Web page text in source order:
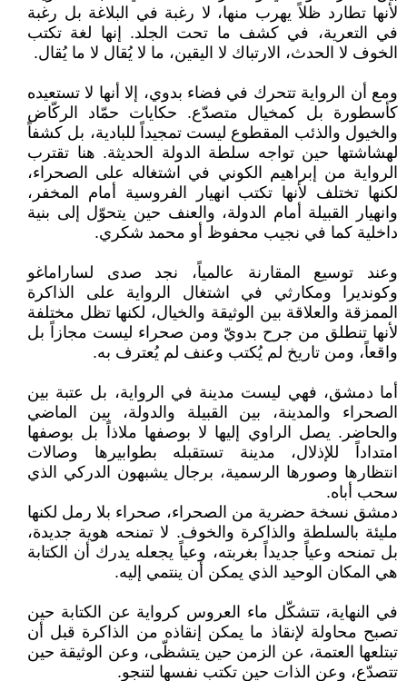
لأنها تطارد ظلاً يهرب منها، لا رغبة في البلاغة بل رغبة
في التعرية، في كشف ما تحت الجلد. إنها لغة تكتب
الخوف لا الحدث، الارتباك لا اليقين، ما لا يُقال لا ما يُقال.
ومع أن الرواية تتحرك في فضاء بدوي، إلا أنها لا تستعيده
كأسطورة بل كمخيال متصدّع. حكايات حمّاد الركّاض
والخيول والذئب المقطوع ليست تمجيداً للبادية، بل كشفاً
لهشاشتها حين تواجه سلطة الدولة الحديثة. هنا تقترب
الرواية من إبراهيم الكوني في اشتغاله على الصحراء،
لكنها تختلف لأنها تكتب انهيار الفروسية أمام المخفر،
وانهيار القبيلة أمام الدولة، والعنف حين يتحوّل إلى بنية
داخلية كما في نجيب محفوظ أو محمد شكري.
وعند توسيع المقارنة عالمياً، نجد صدى لساراماغو
وكونديرا ومكارثي في اشتغال الرواية على الذاكرة
الممزقة والعلاقة بين الوثيقة والخيال، لكنها تظل مختلفة
لأنها تنطلق من جرح بدويّ ومن صحراء ليست مجازاً بل
واقعاً، ومن تاريخ لم يُكتب وعنف لم يُعترف به.
أما دمشق، فهي ليست مدينة في الرواية، بل عتبة بين
الصحراء والمدينة، بين القبيلة والدولة، بين الماضي
والحاضر. يصل الراوي إليها لا بوصفها ملاذاً بل بوصفها
امتداداً للإذلال، مدينة تستقبله بطوابيرها وصالات
انتظارها وصورها الرسمية، برجال يشبهون الدركي الذي
سحب أباه.
دمشق نسخة حضرية من الصحراء، صحراء بلا رمل لكنها
مليئة بالسلطة والذاكرة والخوف. لا تمنحه هوية جديدة،
بل تمنحه وعياً جديداً بغربته، وعياً يجعله يدرك أن الكتابة
هي المكان الوحيد الذي يمكن أن ينتمي إليه.
في النهاية، تتشكّل ماء العروس كرواية عن الكتابة حين
تصبح محاولة لإنقاذ ما يمكن إنقاذه من الذاكرة قبل أن
تبتلعها العتمة، عن الزمن حين يتشظّى، وعن الوثيقة حين
تتصدّع، وعن الذات حين تكتب نفسها لتنجو.